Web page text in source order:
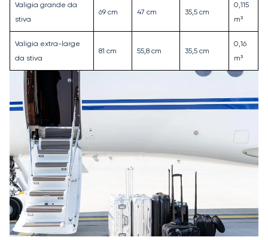
Valigia grande da
stiva
69 cm 47 cm 35,5 cm
0,115
m³
Valigia extra-large
da stiva
81 cm 55,8 cm 35,5 cm
0,16
m³